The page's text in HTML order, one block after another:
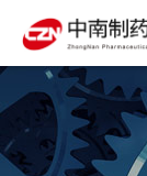
首页
关于中南